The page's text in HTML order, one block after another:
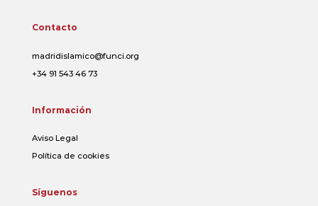
Contacto
madridislamico@funci.org
+34 91 543 46 73
Información
Aviso Legal
Política de cookies
Síguenos